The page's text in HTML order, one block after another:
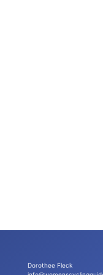
Dorothee Fleck